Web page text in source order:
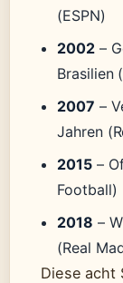
(ESPN)
2002 –
Brasilien
2007 –
Jahren
2015 –
Football)
2018 –
(Real
Diese acht